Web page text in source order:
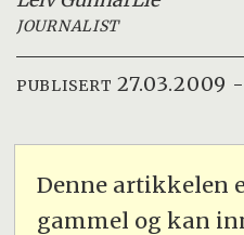
JOURNALIST
PUBLISERT 27.03.2009
Denne artikkelen
gammel og kan